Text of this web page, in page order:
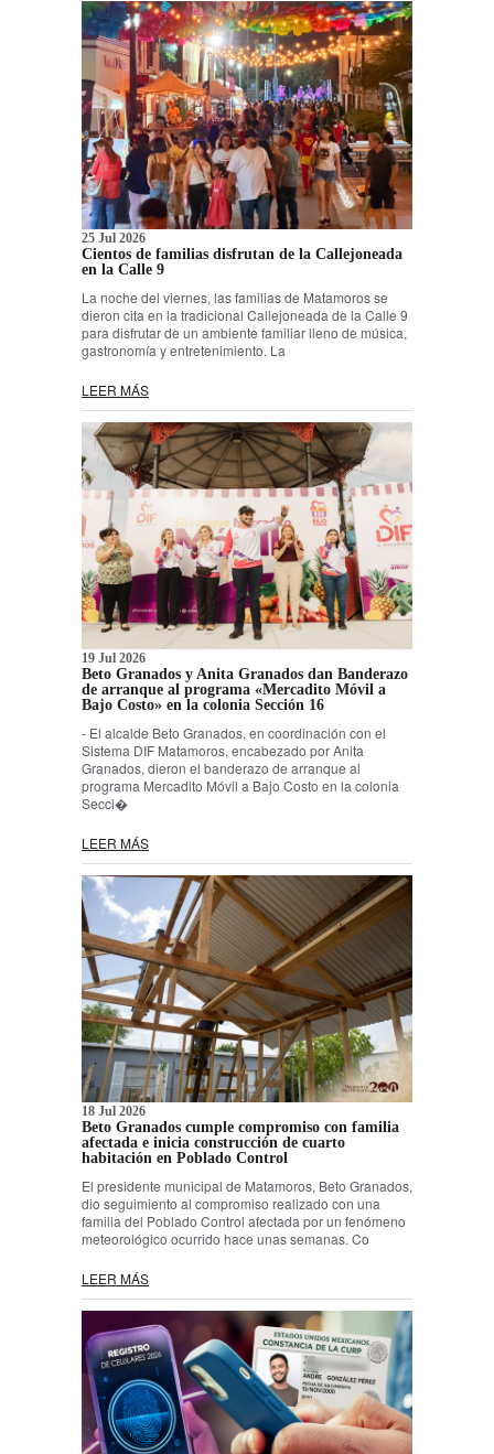
25 Jul 2026
Cientos de familias disfrutan de la Callejoneada
en la Calle 9
La noche del viernes, las familias de Matamoros se
dieron cita en la tradicional Callejoneada de la Calle 9
para disfrutar de un ambiente familiar lleno de música,
gastronomía y entretenimiento. La
LEER MÁS
19 Jul 2026
Beto Granados y Anita Granados dan Banderazo
de arranque al programa «Mercadito Móvil a
Bajo Costo» en la colonia Sección 16
- El alcalde Beto Granados, en coordinación con el
Sistema DIF Matamoros, encabezado por Anita
Granados, dieron el banderazo de arranque al
programa Mercadito Móvil a Bajo Costo en la colonia
Secci�
LEER MÁS
18 Jul 2026
Beto Granados cumple compromiso con familia
afectada e inicia construcción de cuarto
habitación en Poblado Control
El presidente municipal de Matamoros, Beto Granados,
dio seguimiento al compromiso realizado con una
familia del Poblado Control afectada por un fenómeno
meteorológico ocurrido hace unas semanas. Co
LEER MÁS